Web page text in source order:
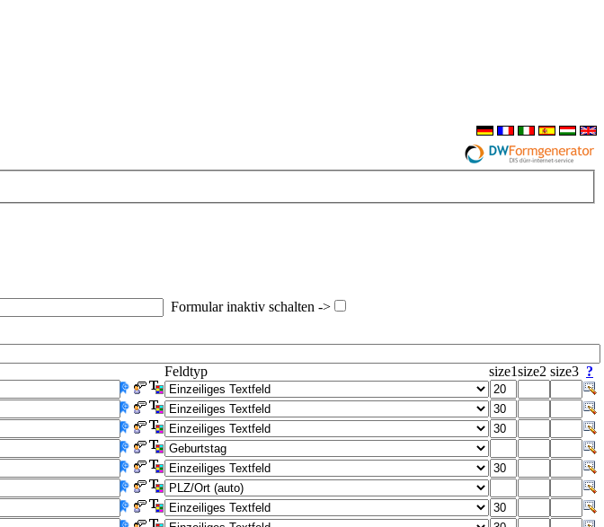
Formular inaktiv schalten ->
Feldtyp size1size2 size3 ?